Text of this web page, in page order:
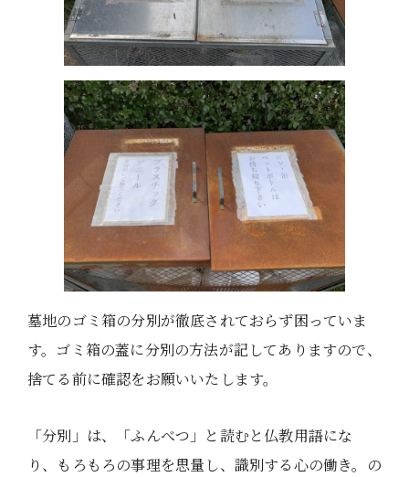
墓地のゴミ箱の分別が徹底されておらず困っていま
す。ゴミ箱の蓋に分別の方法が記してありますので、
捨てる前に確認をお願いいたします。
「分別」は、「ふんべつ」と読むと仏教用語にな
り、もろもろの事理を思量し、識別する心の働き。の